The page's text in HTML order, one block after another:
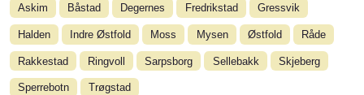
Askim Båstad Degernes Fredrikstad Gressvik
Halden Indre Østfold Moss Mysen Østfold Råde
Rakkestad Ringvoll Sarpsborg Sellebakk Skjeberg
Sperrebotn Trøgstad